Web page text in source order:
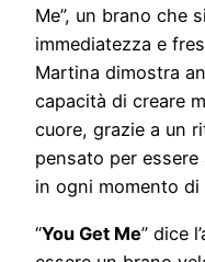
Me”, un brano che
immediatezza e
Martina dimostra
capacità di creare
cuore, grazie a un
pensato per
in ogni momento di
“You Get Me” dice